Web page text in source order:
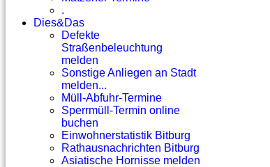
.
Dies&Das
Defekte
Straßenbeleuchtung
melden
Sonstige Anliegen an Stadt
melden...
Müll-Abfuhr-Termine
Sperrmüll-Termin online
buchen
Einwohnerstatistik Bitburg
Rathausnachrichten Bitburg
Asiatische Hornisse melden